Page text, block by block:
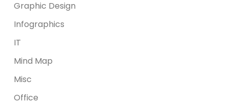
Graphic Design
Infographics
IT
Mind Map
Misc
Office